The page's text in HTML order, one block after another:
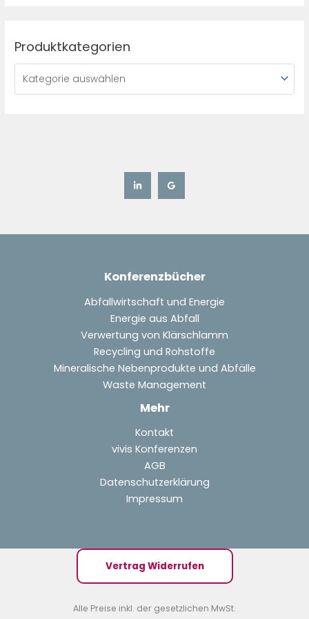
Produktkategorien
Konferenzbücher
Abfallwirtschaft und Energie
Energie aus Abfall
Verwertung von Klärschlamm
Recycling und Rohstoffe
Mineralische Nebenprodukte und Abfälle
Waste Management
Mehr
Kontakt
vivis Konferenzen
AGB
Datenschutzerklärung
Impressum
Vertrag Widerrufen
Alle Preise inkl. der gesetzlichen MwSt.